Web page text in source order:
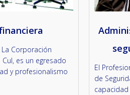
Corporación
es un egresado
y profesionalismo
El
de